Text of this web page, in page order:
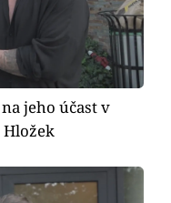
jeho účast v
Hložek